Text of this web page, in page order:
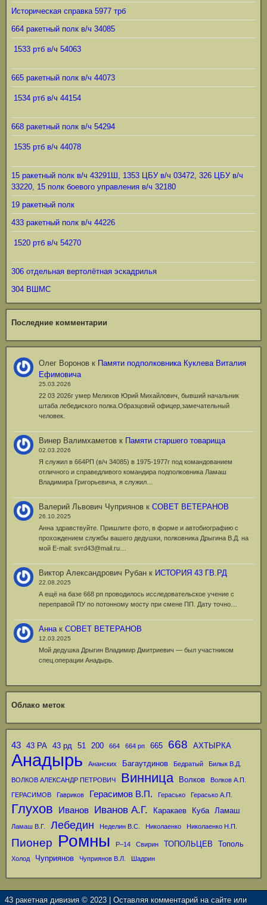
Историческая справка 5977 трб
664 ракетный полк в/ч 34085
1533 ртб в/ч 54063
665 ракетный полк в/ч 44073
1534 ртб в/ч 44154
668 ракетный полк в/ч 54294
1535 ртб в/ч 44078
15 ракетный полк в/ч 43291Ш, 1353 ЦБУ в/ч 03472, 326 ЦБУ в/ч
33220, 15 полк боевого управления в/ч 32180
19 ракетный полк
433 ракетный полк в/ч 44226
1520 ртб в/ч 54270
306 отдельная вертолётная эскадрилья
304 ВШМС
Последние комментарии
Олег Воронов к Памяти подполковника Куклева Виталия
Ефимовича
25.03.2026
22 03 2026г умер Мелихов Юрий Михайлович, бывший начальник
штаба лебедиского полка.Образцовий офицер,замечательный
человек.
Винер Валимхаметов к Памяти старшего товарища
02.03.2026
Я служил в 664РП (в/ч 34085) в 1975-1977г под командованием
отличного и справедливого командира подполковника Ламаш
Владимира Григорьевича, я служил…
Валерий Львович Чуприянов кСОВЕТ ВЕТЕРАНОВ
26.10.2025
Анна здравствуйте. Пришлите фото, в форме и автобиографию с
прохождением службы вашего дедушки, полковника Дрыгина В.Д. на
мой Е-mail: svrd43@mail.ru…
Виктор Александрович Рубан к ИСТОРИЯ 43 ГВ.РД
22.08.2025
А ещё на базе 668 рп проводилось исследовательское учение с
переправой ПУ по потонному мосту при смене ПП. Дату точно…
АннакСОВЕТ ВЕТЕРАНОВ
12.03.2025
Мой дедушка Дрыгин Владимир Дмитриевич — был участником
спец.операции Анадырь.
Облако меток
43 43 РА 43 рд 51 200 664 664 рп 665 668 АХТЫРКА
Анадырь Ананских Багаутдинов Бедратый Билык В.Д.
ВОЛКОВ АЛЕКСАНДР ПЕТРОВИЧ Винница Волков Волков А.П.
ГЕРАСИМОВ Гавриков Герасимов В.П. Герасько Герасько А.П.
Глухов Иванов Иванов А.Г. Каракаев Куба Ламаш
Ламаш В.Г. Лебедин Неделин В.С. Николаенко Николаенко Н.П.
Пионер Ромны Р–14 Свирин ТОПОЛЬЦЕВ Тополь
Холод Чуприянов Чуприянов В.Л. Шадрин
43 ракетная дивизия © 2023 | Оставляя комментарий на сайте или